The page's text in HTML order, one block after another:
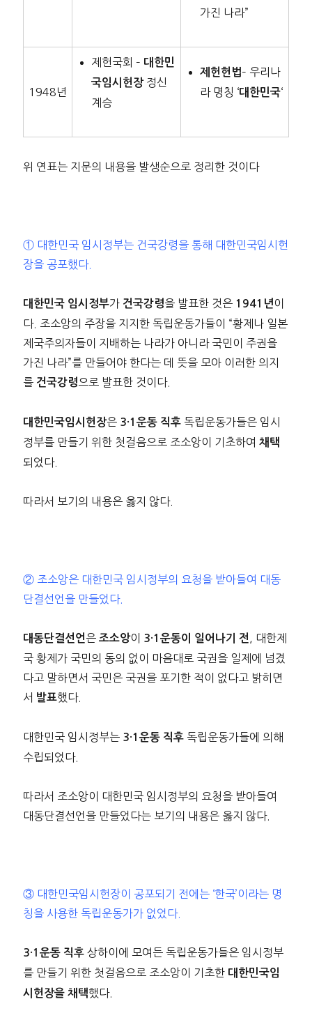
가진 나라”
1948년
제헌국회 – 대한민
국임시헌장정신
계승
제헌헌법– 우리나
라 명칭 ‘대한민국‘
위 연표는 지문의 내용을 발생순으로 정리한 것이다
① 대한민국 임시정부는 건국강령을 통해 대한민국임시헌
장을 공포했다.
대한민국 임시정부가 건국강령을 발표한 것은 1941년 이
다. 조소앙의 주장을 지지한 독립운동가들이 “황제나 일본
제국주의자들이 지배하는 나라가 아니라 국민이 주권을
가진 나라”를 만들어야 한다는 데 뜻을 모아 이러한 의지
를 건국강령 으로 발표한 것이다.
대한민국임시헌장은 3·1운동 직후독립운동가들은 임시
정부를 만들기 위한 첫걸음으로 조소앙이 기초하여 채택
되었다.
따라서 보기의 내용은 옳지 않다.
② 조소앙은 대한민국 임시정부의 요청을 받아들여 대동
단결선언을 만들었다.
대동단결선언 은 조소앙이 3·1운동이 일어나기 전
, 대한제
국 황제가 국민의 동의 없이 마음대로 국권을 일제에 넘겼
다고 말하면서 국민은 국권을 포기한 적이 없다고 밝히면
서 발표했다.
대한민국 임시정부는 3·1운동 직후독립운동가들에 의해
수립되었다.
따라서 조소앙이 대한민국 임시정부의 요청을 받아들여
대동단결선언을 만들었다는 보기의 내용은 옳지 않다.
③ 대한민국임시헌장이 공포되기 전에는 ‘한국’이라는 명
칭을 사용한 독립운동가가 없었다.
3·1운동 직후상하이에 모여든 독립운동가들은 임시정부
를 만들기 위한 첫걸음으로 조소앙이 기초한 대한민국임
시헌장을 채택했다.